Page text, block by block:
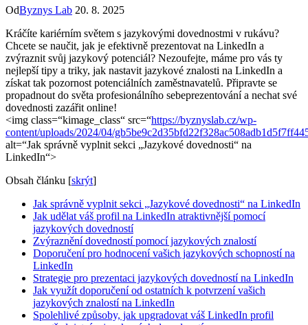
OdByznys Lab 20. 8. 2025
Kráčíte kariérním světem s jazykovými⁤ dovednostmi v rukávu?
Chcete se naučit, jak ​je efektivně prezentovat na LinkedIn a
zvýraznit ⁢svůj⁢ jazykový potenciál? Nezoufejte, máme pro⁣ vás ty⁤
nejlepší tipy a ⁤triky, jak nastavit jazykové znalosti na LinkedIn ⁢a
získat tak pozornost potenciálních zaměstnavatelů. Připravte se
‌propadnout do světa ‍profesionálního sebeprezentování a nechat své
dovednosti zazářit online!
<img class=“kimage_class“ src=“https://byznyslab.cz/wp-
content/uploads/2024/04/
alt=“Jak správně​ vyplnit ​sekci⁢ „Jazykové dovednosti“ ‍na
LinkedIn“>
Obsah článku [skrýt]
Jak správně vyplnit sekci „Jazykové dovednosti“ na LinkedIn
Jak‌ udělat váš profil ‍na LinkedIn atraktivnější pomocí
jazykových dovedností
Zvýraznění dovedností pomocí⁣ jazykových znalostí
Doporučení pro ⁤hodnocení vašich jazykových schopností na
LinkedIn
Strategie​ pro prezentaci jazykových dovedností na ​LinkedIn
Jak využít doporučení od ostatních k potvrzení vašich
jazykových znalostí na ⁤LinkedIn
Spolehlivé způsoby, jak⁣ upgradovat váš ‌LinkedIn profil